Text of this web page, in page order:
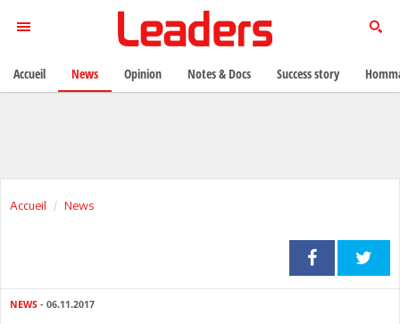
Accueil News
NEWS - 06.11.2017
Accueil News Opinion Notes & Docs Success story